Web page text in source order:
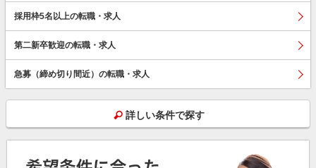
採用枠5名以上の転職・求人
第二新卒歓迎の転職・求人
急募（締め切り間近）の転職・求人
詳しい条件で探す